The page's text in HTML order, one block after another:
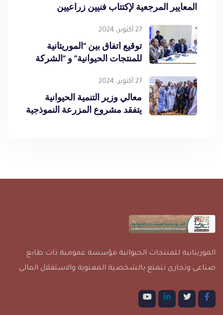
المعايير المرجعية لإكتتاب فنيين زراعيين
27 أكتوبر، 2024
توقيع اتفاق بين “الموريتانية
للمنتجات الحيوانية” و “الشركة
27 أكتوبر، 2024
معالي وزير التنمية الحيوانية
يتفقد مشروع المزرعة النموذجية
الموريتانية للمنتجات الحيوانية مؤسسة عمومية ذات طابع
صناعي وتجاري تتمتع بالشخصية المعنوية والاستقلال المالي